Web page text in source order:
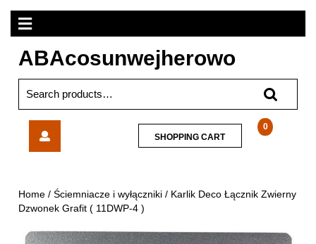
Skip
content
Open
Menu
ABAcosunwejherowo
for:
Dzwonek
Grafit
11DWP-
0
SHOPPING CARTSHOPPING
CART
Home /Ściemniacze i wyłączniki / Karlik Deco Łącznik Zwierny
Dzwonek Grafit ( 11DWP-4 )